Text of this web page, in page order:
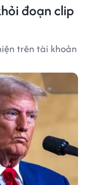
đoạn clip
trên tài khoản